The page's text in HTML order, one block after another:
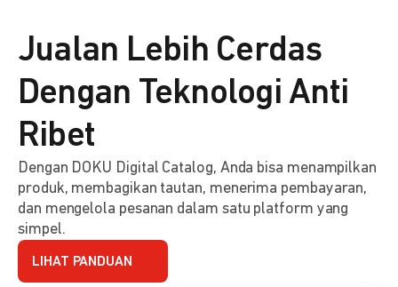
Jualan Lebih Cerdas
Dengan Teknologi Anti
Ribet
Dengan DOKU Digital Catalog, Anda bisa menampilkan
produk, membagikan tautan, menerima pembayaran,
dan mengelola pesanan dalam satu platform yang
simpel.
LIHAT PANDUAN